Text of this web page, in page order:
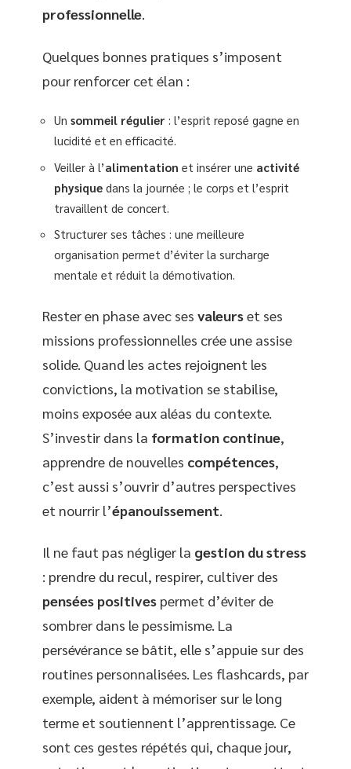
professionnelle.
Quelques bonnes pratiques s’imposent
pour renforcer cet élan :
Un sommeil régulier : l’esprit reposé gagne en
lucidité et en efficacité.
Veiller à l’alimentation et insérer une activité
physique dans la journée ; le corps et l’esprit
travaillent de concert.
Structurer ses tâches : une meilleure
organisation permet d’éviter la surcharge
mentale et réduit la démotivation.
Rester en phase avec ses valeurset ses
missions professionnelles crée une assise
solide. Quand les actes rejoignent les
convictions, la motivation se stabilise,
moins exposée aux aléas du contexte.
S’investir dans la formation continue,
apprendre de nouvelles compétences,
c’est aussi s’ouvrir d’autres perspectives
et nourrir l’épanouissement.
Il ne faut pas négliger la gestion du stress
: prendre du recul, respirer, cultiver des
pensées positives permet d’éviter de
sombrer dans le pessimisme. La
persévérance se bâtit, elle s’appuie sur des
routines personnalisées. Les flashcards, par
exemple, aident à mémoriser sur le long
terme et soutiennent l’apprentissage. Ce
sont ces gestes répétés qui, chaque jour,